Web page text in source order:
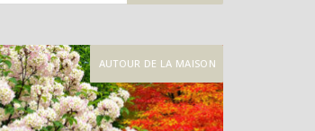
AUTOUR DE LA MAISON